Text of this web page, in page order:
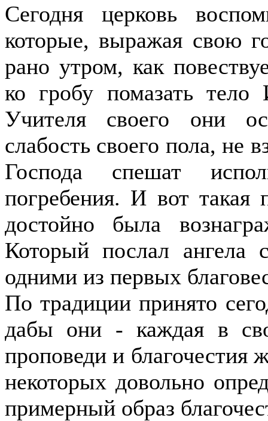
Cегодня церковь
которые, выражая свою
рано утром, как
ко гробу помазать тело
Учителя своего они
слабость своего пола, не
Господа спешат
погребения. И вот такая
достойно была
Который послал ангела
одними из первых
По традиции принято
дабы они - каждая в
проповеди и
некоторых довольно
примерный образ